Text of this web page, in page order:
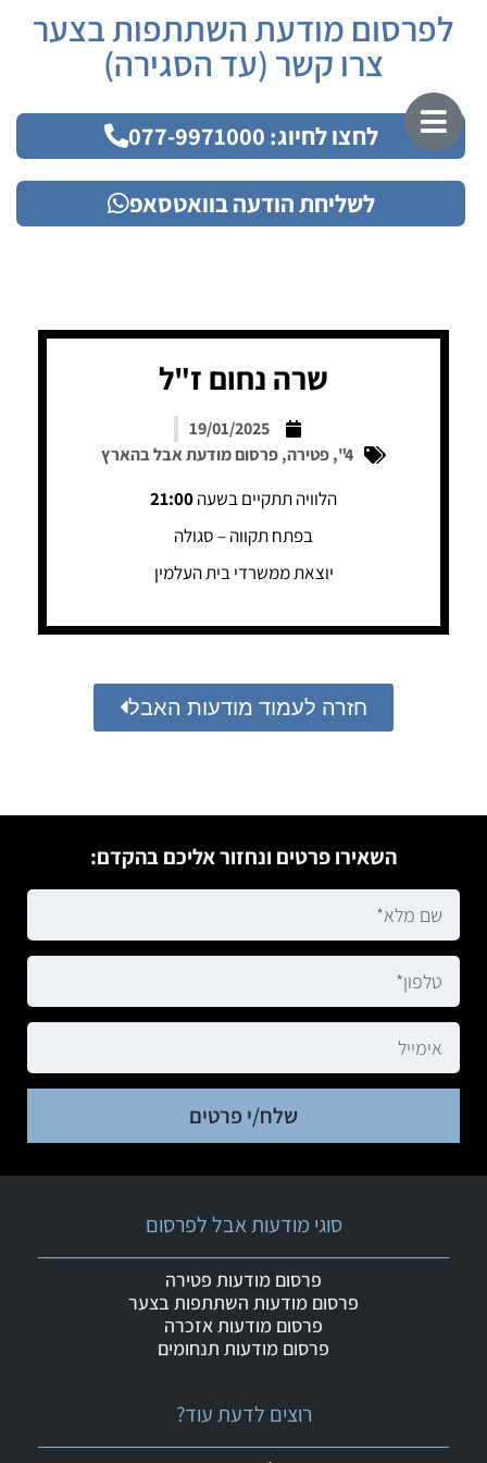
לפרסום מודעת השתתפות בצער
צרו קשר (עד הסגירה)
לחצו לחיוג: 077-9971000
לשליחת הודעה בוואטסאפ
שרה נחום ז"ל
19/01/2025
4"
,פטירה,פרסום מודעת אבל בהארץ
הלוויה תתקיים בשעה21:00
בפתח תקווה – סגולה
יוצאת ממשרדי בית העלמין
חזרה לעמוד מודעות האבל
השאירו פרטים ונחזור אליכם בהקדם:
שלח/י פרטים
רוצים לדעת עוד?
סוגי מודעות אבל לפרסום
פרסום מודעות פטירה
פרסום מודעות השתתפות בצער
פרסום מודעות אזכרה
פרסום מודעות תנחומים